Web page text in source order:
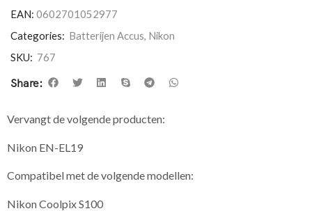
EAN: 0602701052977
Categories: Batterijen Accus, Nikon
SKU: 767
Share:
Vervangt de volgende producten:
Nikon EN-EL19
Compatibel met de volgende modellen:
Nikon Coolpix S100